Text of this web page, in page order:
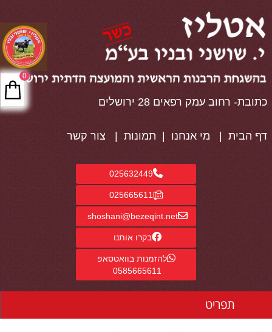
כתובת- רחוב עמק רפאים 28 ירושלים
דף הבית מי אנחנו תמונות צור קשר
025632449
025665611
shoshani@bezeqint.net
בקרו אותנו
להזמנות בוואטסאפ
0585665611
תפריט
0